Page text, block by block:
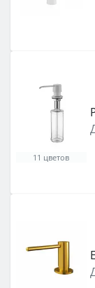
11 цветов